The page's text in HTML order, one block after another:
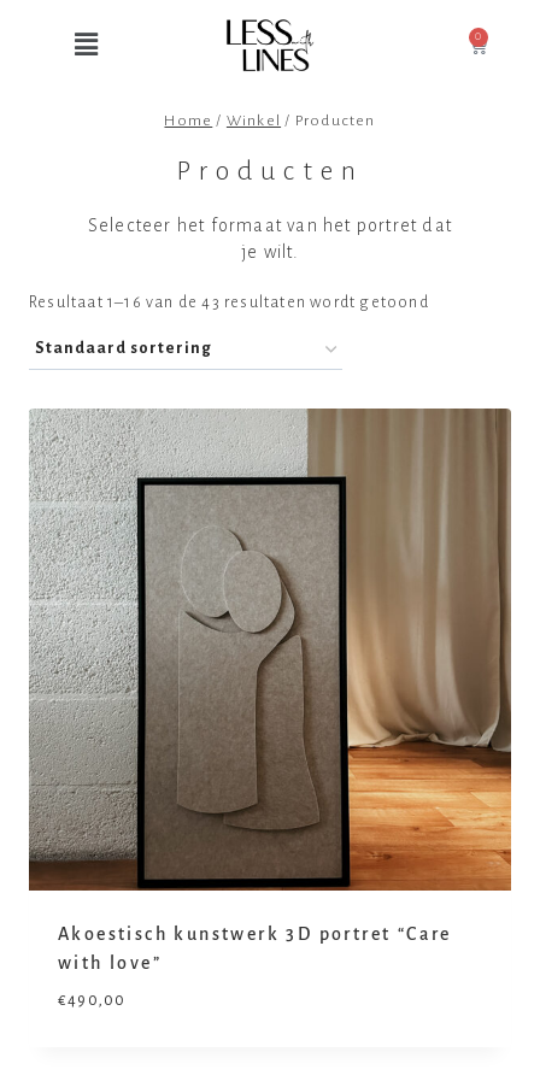
0
Home / Winkel / Producten
Producten
Selecteer het formaat van het portret dat
je wilt.
Resultaat 1–16 van de 43 resultaten wordt getoond
Akoestisch kunstwerk 3D portret “Care
with love”
€490,00